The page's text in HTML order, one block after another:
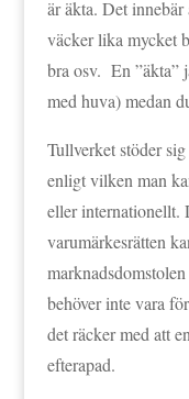
är äkta. Det
väcker lika mycket
bra osv. En ”äkta”
med huva) medan
Tullverket stöder
enligt vilken man
eller internationellt.
varumärkesrätten
behöver inte vara
det räcker med att
efterapad.